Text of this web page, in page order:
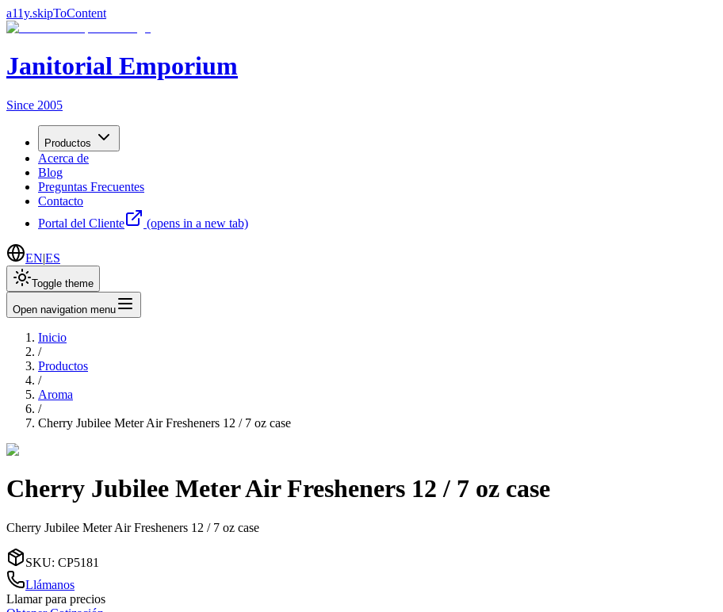
a11y.skipToContent
Janitorial Emporium
Since 2005
Productos
Acerca de
Blog
Preguntas Frecuentes
Contacto
Portal del Cliente
(opens in a new tab)
EN|ES
Toggle theme
Open navigation menu
Inicio
/
Productos
/
Aroma
/
Cherry Jubilee Meter Air Fresheners 12 / 7 oz case
Cherry Jubilee Meter Air Fresheners 12 / 7 oz case
Cherry Jubilee Meter Air Fresheners 12 / 7 oz case
SKU: CP5181
Llámanos
Llamar para precios